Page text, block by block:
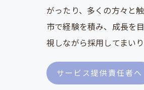
がったり、多くの方々と
市で経験を積み、成長を
視しながら採用してまいり
サービス提供責任者へ